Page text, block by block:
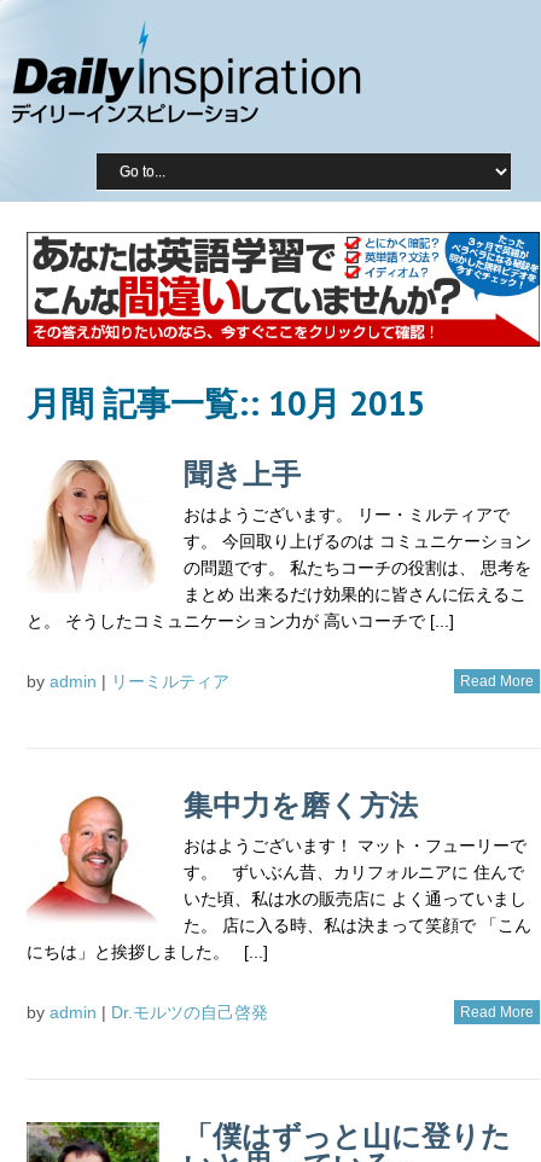
月間 記事一覧:: 10月 2015
聞き上手
おはようございます。 リー・ミルティアで
す。 今回取り上げるのは コミュニケーション
の問題です。 私たちコーチの役割は、 思考を
まとめ 出来るだけ効果的に皆さんに伝えるこ
と。 そうしたコミュニケーション力が 高いコーチで [...]
by admin | リーミルティア Read More
集中力を磨く方法
おはようございます！ マット・フューリーで
す。 ずいぶん昔、カリフォルニアに 住んで
いた頃、私は水の販売店に よく通っていまし
た。 店に入る時、私は決まって笑顔で 「こん
にちは」と挨拶しました。 [...]
by admin | Dr.モルツの自己啓発 Read More
「僕はずっと山に登りた